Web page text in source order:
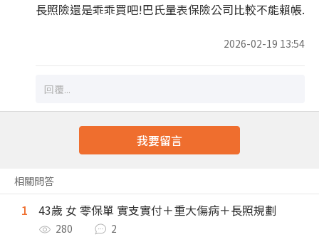
長照險還是乖乖買吧!巴氏量表保險公司比較不能賴帳.
2026-02-19 13:54
我要留言
相關問答
1 43歲 女 零保單 實支實付＋重大傷病＋長照規劃
280 2